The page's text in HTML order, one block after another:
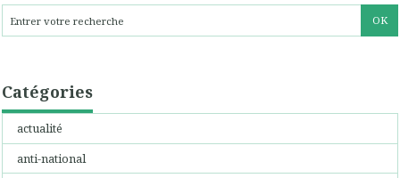
Catégories
actualité
anti-national